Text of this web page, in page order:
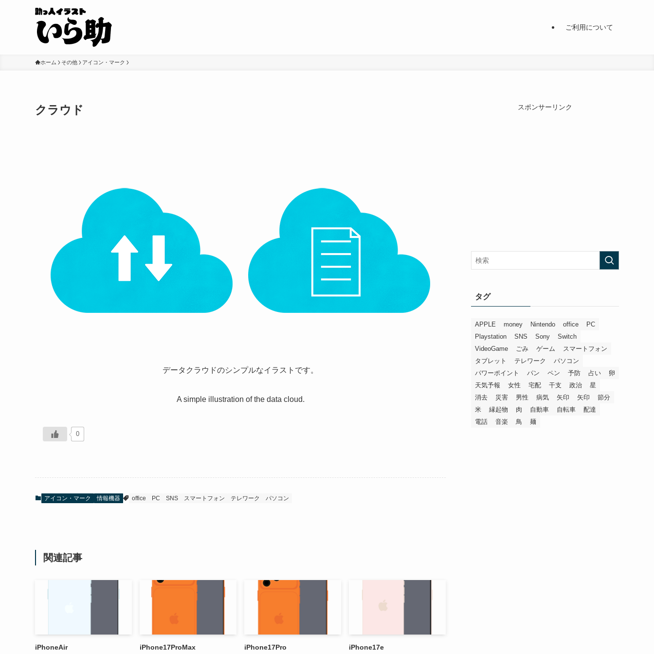
ご利用について
ホーム その他 アイコン・マーク
クラウド
データクラウドのシンプルなイラストです。
A simple illustration of the data cloud.
0
アイコン・マーク 情報機器 office PC SNS スマートフォン テレワーク パソコン
関連記事
iPhoneAir iPhone17ProMax iPhone17Pro iPhone17e
スポンサーリンク
タグ
APPLE money Nintendo office
PC
Playstation
SNS Sony
Switch
VideoGame
ごみ ゲーム
スマートフォン
タブレット
テレワーク
パソコン
パワーポイント
パン ペン 予防 占い
卵
天気予報
女性 宅配 干支 政治
星
消去
災害 男性 病気 矢印 矢印
節分
米
縁起物 肉 自動車 自転車
配達
電話
音楽 鳥 麺